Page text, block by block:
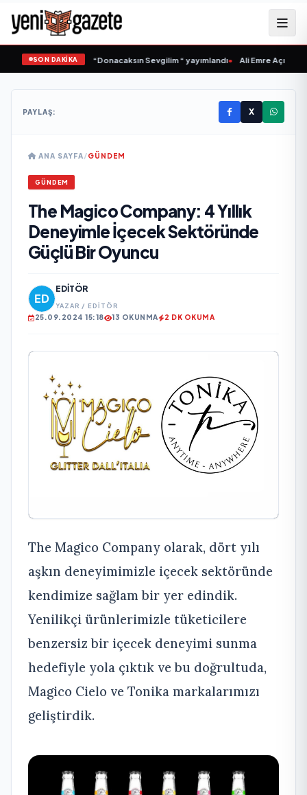
SON DAKİKA
‘dan İkinci Tekli “Donacaksın Sevgilim “ yayımlandı• Ali Emre Açıkgöz
PAYLAŞ: X
ANA SAYFA/GÜNDEM
GÜNDEM
The Magico Company: 4 Yıllık
Deneyimle İçecek Sektöründe
Güçlü Bir Oyuncu
EDITÖR
YAZAR / EDITÖR
25.09.2024 15:18 13 OKUNMA 2 DK OKUMA
The Magico Company olarak, dört yılı
aşkın deneyimimizle içecek sektöründe
kendimize sağlam bir yer edindik.
Yenilikçi ürünlerimizle tüketicilere
benzersiz bir içecek deneyimi sunma
hedefiyle yola çıktık ve bu doğrultuda,
Magico Cielo ve Tonika markalarımızı
geliştirdik.